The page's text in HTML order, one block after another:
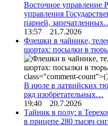
Восточное управление
управления
парней,
13:57 21.7.2026
Флешки в чайнике,
шортах: посылки в
В июле в латвийских
ряд изобретательных…
19:40 20.7.2026
Тайник в полу: в
в прицепе 280 тысяч